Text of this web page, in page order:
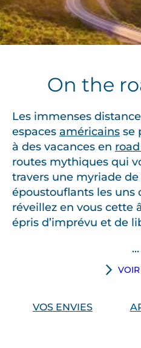
On the
Les immenses
espaces américains se
à des vacances en
routes mythiques qui
travers une myriade
époustouflants les uns
réveillez en vous cette
épris d’imprévu et de
...
VOS ENVIES